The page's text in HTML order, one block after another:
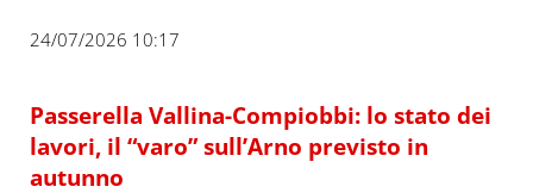
24/07/2026 10:17
Passerella Vallina-Compiobbi: lo stato dei
lavori, il “varo” sull’Arno previsto in
autunno